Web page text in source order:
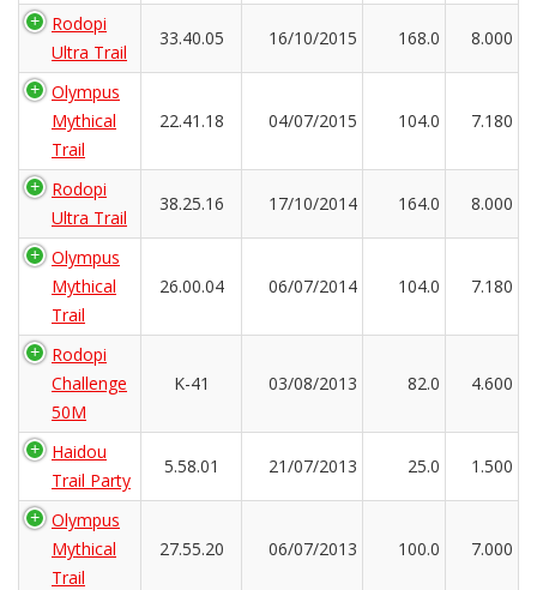
Rodopi
Ultra Trail
33.40.05 16/10/2015 168.0 8.000
Olympus
Mythical
Trail
22.41.18 04/07/2015 104.0 7.180
Rodopi
Ultra Trail
38.25.16 17/10/2014 164.0 8.000
Olympus
Mythical
Trail
26.00.04 06/07/2014 104.0 7.180
Rodopi
Challenge
50M
K-41 03/08/2013 82.0 4.600
Haidou
Trail Party
5.58.01 21/07/2013 25.0 1.500
Olympus
Mythical
Trail
27.55.20 06/07/2013 100.0 7.000